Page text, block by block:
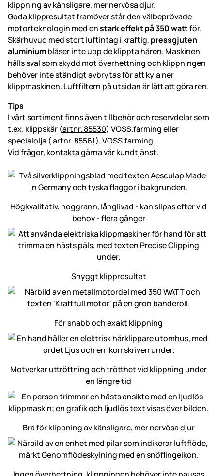
klippning av känsligare, mer nervösa djur.
Goda klippresultat framöver står den välbeprövade
motorteknologin med enstark effekt på 350 wattför.
Skärhuvud med stort luftintag i kraftig, pressgjuten
aluminiumblåser inte upp de klippta håren. Maskinen
hålls sval som skydd mot överhettning och klippningen
behöver inte ständigt avbrytas för att kyla ner
klippmaskinen. Luftfiltern på utsidan är lätt att göra ren.
Tips
I vårt sortiment finns även tillbehör och reservdelar som
t.ex. klippskär (artnr. 85530) VOSS.farming eller
specialolja (artnr. 85561), VOSS.farming.
Vid frågor, kontakta gärna vår kundtjänst.
Högkvalitativ, noggrann, långlivad - kan slipas efter vid
behov - flera gånger
Snyggt klippresultat
För snabb och exakt klippning
Motverkar uttröttning och trötthet vid klippning under
en längre tid
Bra för klippning av känsligare, mer nervösa djur